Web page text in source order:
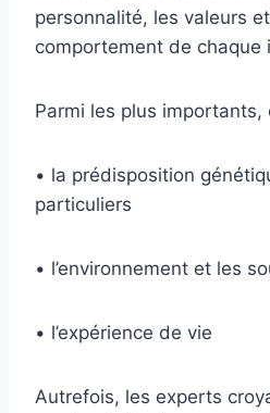
personnalité, les valeurs
comportement de chaque
Parmi les plus importants,
• la prédisposition
particuliers
• l’environnement et les
• l’expérience de vie
Autrefois, les experts